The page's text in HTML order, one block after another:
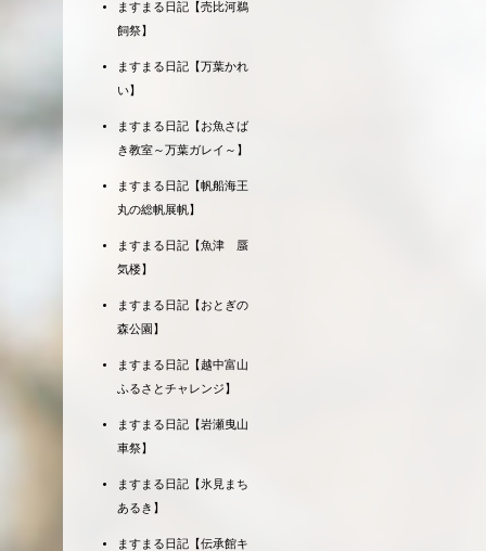
ますまる日記【売比河鵜
飼祭】
ますまる日記【万葉かれ
い】
ますまる日記【お魚さば
き教室～万葉ガレイ～】
ますまる日記【帆船海王
丸の総帆展帆】
ますまる日記【魚津 蜃
気楼】
ますまる日記【おとぎの
森公園】
ますまる日記【越中富山
ふるさとチャレンジ】
ますまる日記【岩瀬曳山
車祭】
ますまる日記【氷見まち
あるき】
ますまる日記【伝承館キ